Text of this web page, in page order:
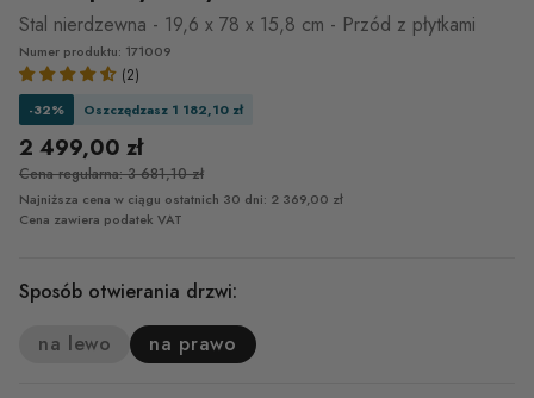
Stal nierdzewna - 19,6 x 78 x 15,8 cm - Przód z płytkami
Numer produktu: 171009
(2)
-32% Oszczędzasz 1 182,10 zł
2 499,00 zł
Cena regularna: 3 681,10 zł
Najniższa cena w ciągu ostatnich 30 dni: 2 369,00 zł
Cena zawiera podatek VAT
Sposób otwierania drzwi:
na lewo
na prawo